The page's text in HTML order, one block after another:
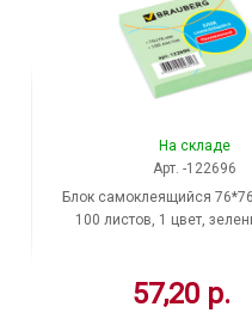
На складе
Арт. -122696
Блок самоклеящийся
100 листов, 1 цвет,
57,20 р.